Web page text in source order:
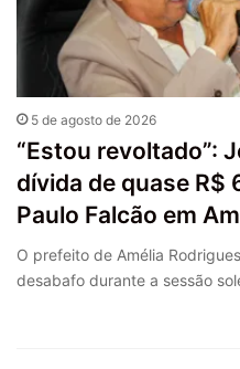
5 de agosto de 2026
“Estou revoltado”:
dívida de quase R$
Paulo Falcão em
O prefeito de Amélia
desabafo durante a sessão